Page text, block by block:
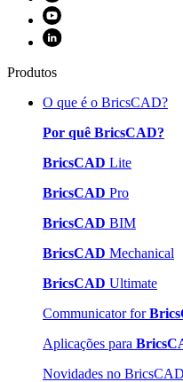
Produtos
O que é o BricsCAD?
Por quê BricsCAD?
BricsCAD Lite
BricsCAD Pro
BricsCAD BIM
BricsCAD Mechanical
BricsCAD Ultimate
Communicator for
Aplicações para
Novidades no